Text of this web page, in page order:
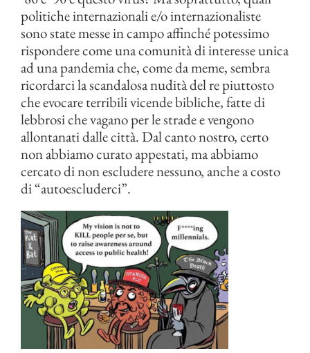
politiche internazionali e/o internazionaliste
sono state messe in campo affinché potessimo
rispondere come una comunità di interesse unica
ad una pandemia che, come da meme, sembra
ricordarci la scandalosa nudità del re piuttosto
che evocare terribili vicende bibliche, fatte di
lebbrosi che vagano per le strade e vengono
allontanati dalle città. Dal canto nostro, certo
non abbiamo curato appestati, ma abbiamo
cercato di non escludere nessuno, anche a costo
di “autoescluderci”.